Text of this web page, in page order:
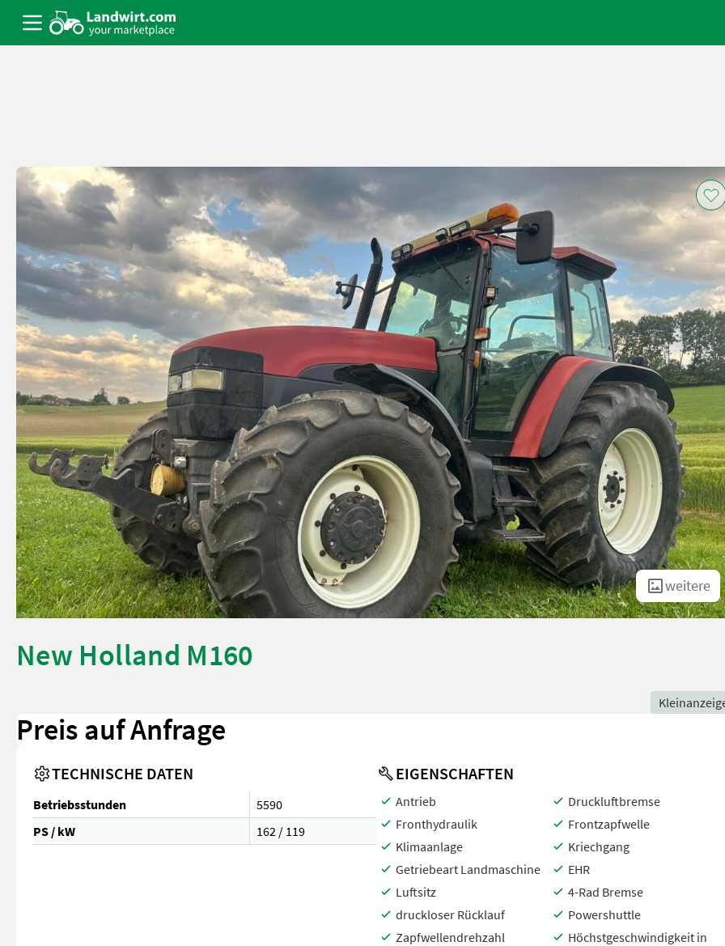
weitere
New Holland M160
Preis auf Anfrage
TECHNISCHE DATEN
Betriebsstunden
5590
PS / kW
162 / 119
EIGENSCHAFTEN
Antrieb
Druckluftbremse
Fronthydraulik
Frontzapfwelle
Klimaanlage
Kriechgang
Getriebeart Landmaschine
EHR
Luftsitz
4-Rad Bremse
druckloser Rücklauf
Powershuttle
Zapfwellendrehzahl
Höchstgeschwindigkeit in